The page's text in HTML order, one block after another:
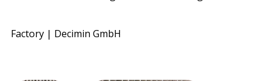
Factory | Decimin GmbH